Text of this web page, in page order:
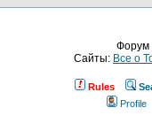
Форум
Сайты: Все о
Rules
Profile